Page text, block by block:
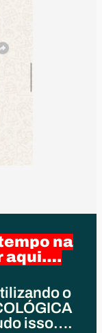
na
aqui….
o
isso….